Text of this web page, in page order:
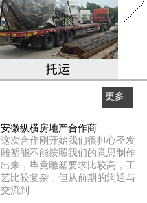
更多
安徽纵横房地产合作商
这次合作刚开始我们很担心圣发
雕塑能不能按照我们的意思制作
出来，毕竟雕塑要求比较高，工
艺比较复杂，但从前期的沟通与
交流到...